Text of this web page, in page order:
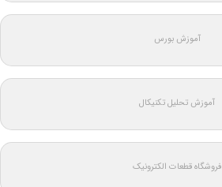
آموزش بورس
آموزش تحلیل تکنیکال
فروشگاه قطعات الکترونیک